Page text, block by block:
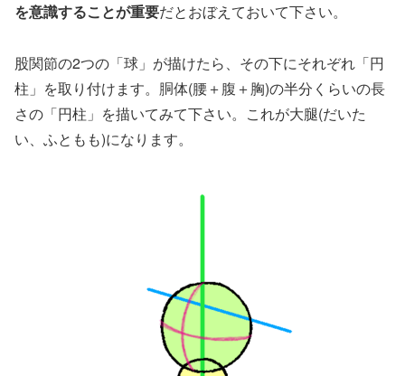
を意識することが重要だとおぼえておいて下さい。
股関節の2つの「球」が描けたら、その下にそれぞれ「円
柱」を取り付けます。胴体(腰＋腹＋胸)の半分くらいの長
さの「円柱」を描いてみて下さい。これが大腿(だいた
い、ふともも)になります。